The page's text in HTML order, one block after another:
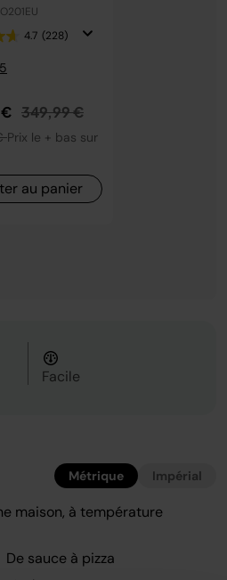
- Gris
4.7 (228)
Prix réduit de
349,99 €au
Prix le + bas sur
au panier
Facile
Métrique Impérial
maison, à température
De sauce à pizza